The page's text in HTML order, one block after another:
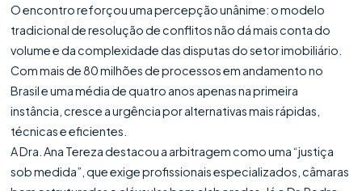
O encontro reforçou uma percepção unânime: o modelo
tradicional de resolução de conflitos não dá mais conta do
volume e da complexidade das disputas do setor imobiliário.
Com mais de 80 milhões de processos em andamento no
Brasil e uma média de quatro anos apenas na primeira
instância, cresce a urgência por alternativas mais rápidas,
técnicas e eficientes.
A Dra. Ana Tereza destacou a arbitragem como uma “justiça
sob medida”, que exige profissionais especializados, câmaras